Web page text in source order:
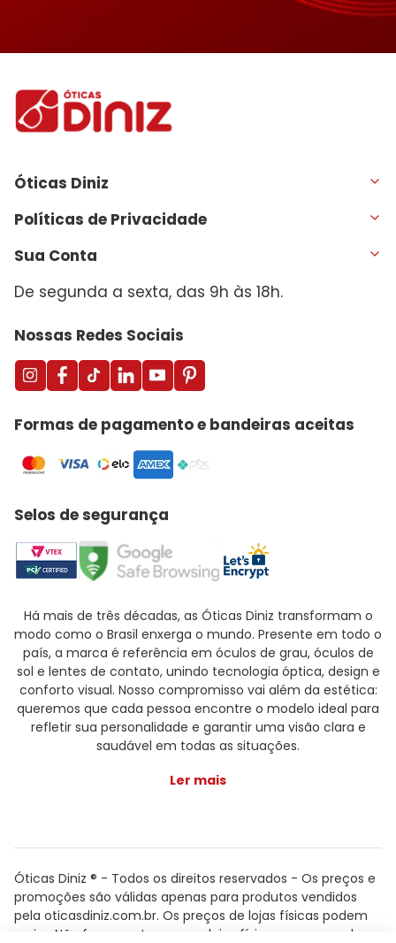
Óticas Diniz
Políticas de Privacidade
Sua Conta
De segunda a sexta, das 9h às 18h.
Nossas Redes Sociais
Formas de pagamento e bandeiras aceitas
Selos de segurança
Há mais de três décadas, as Óticas Diniz transformam o
modo como o Brasil enxerga o mundo. Presente em todo o
país, a marca é referência em óculos de grau, óculos de
sol e lentes de contato, unindo tecnologia óptica, design e
conforto visual. Nosso compromisso vai além da estética:
queremos que cada pessoa encontre o modelo ideal para
refletir sua personalidade e garantir uma visão clara e
saudável em todas as situações.
Ler mais
Óticas Diniz ® - Todos os direitos reservados - Os preços e
promoções são válidas apenas para produtos vendidos
pela oticasdiniz.com.br. Os preços de lojas físicas podem
variar. Não fazemos trocas em lojas físicas, apenas pelo